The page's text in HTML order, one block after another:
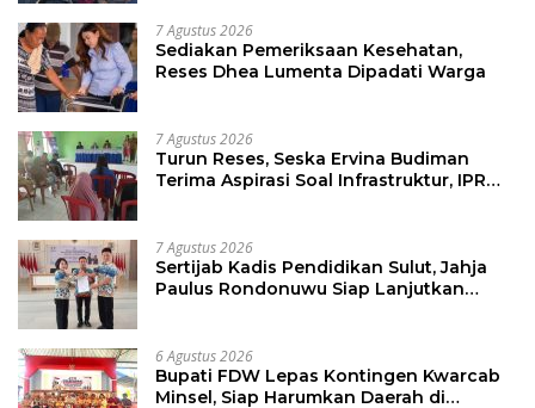
7 Agustus 2026
Sediakan Pemeriksaan Kesehatan,
Reses Dhea Lumenta Dipadati Warga
7 Agustus 2026
Turun Reses, Seska Ervina Budiman
Terima Aspirasi Soal Infrastruktur, IPR
7 Agustus 2026
Sertijab Kadis Pendidikan Sulut, Jahja
Paulus Rondonuwu Siap Lanjutkan
6 Agustus 2026
Bupati FDW Lepas Kontingen Kwarcab
Minsel, Siap Harumkan Daerah di